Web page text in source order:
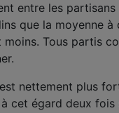
entre les
que la moyenne
moins. Tous partis
nettement plus
cet égard deux fois